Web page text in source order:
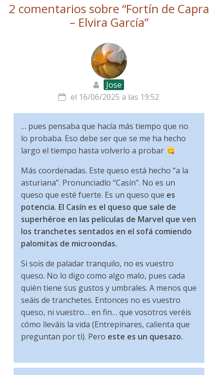
2 comentarios sobre “Fortín de Capra
– Elvira García”
Jose
el 16/06/2025 a las 19:52
… pues pensaba que hacía más tiempo que no
lo probaba. Eso debe ser que se me ha hecho
largo el tiempo hasta volverlo a probar
Más coordenadas. Este queso está hecho “a la
asturiana”. Pronunciadlo “Casín”. No es un
queso que esté fuerte. Es un queso que es
potencia. El Casín es el queso que sale de
superhéroe en las películas de Marvel que ven
los tranchetes sentados en el sofá comiendo
palomitas de microondas.
Si sois de paladar tranquilo, no es vuestro
queso. No lo digo como algo malo, pues cada
quién tiene sus gustos y umbrales. A menos que
seáis de tranchetes. Entonces no es vuestro
queso, ni vuestro… en fin… que vosotros veréis
cómo lleváis la vida (Entrepinares, calienta que
preguntan por ti). Pero este es un quesazo.